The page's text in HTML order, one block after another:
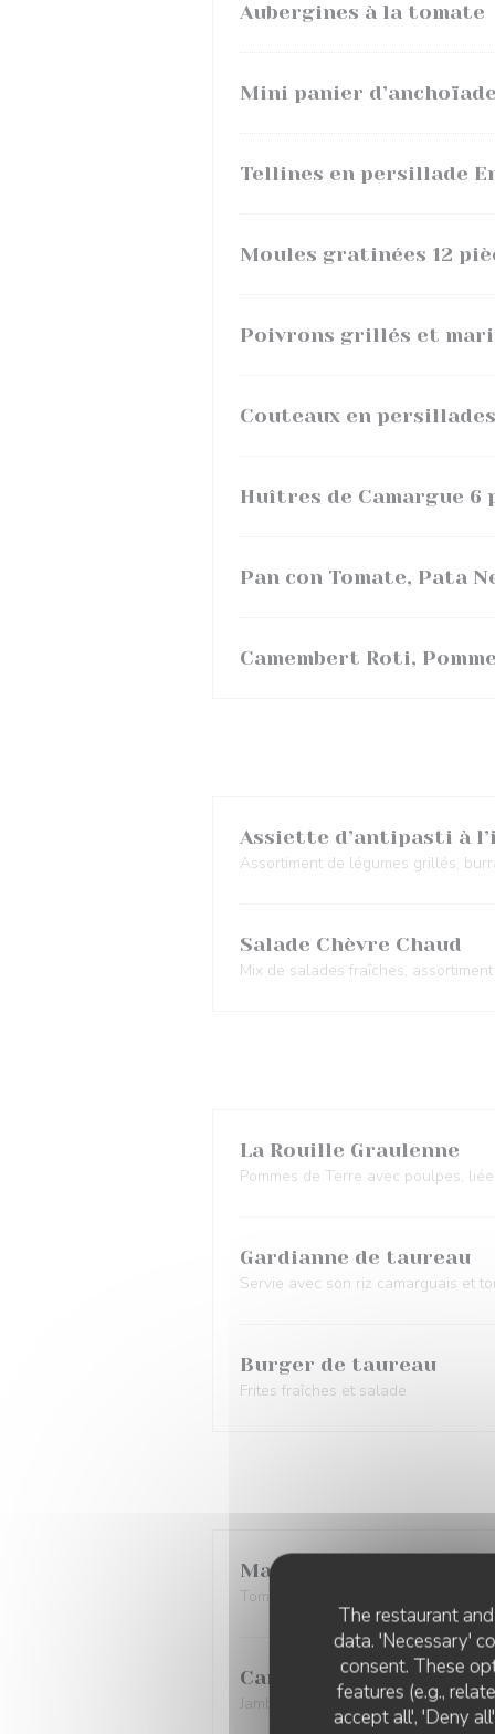
The restaurant
data. 'Necessary'
consent. These
features (e.g.,
accept all', 'Deny
Aubergines à la tomate
Mini panier d’anchoïade
Tellines en persillade
Moules gratinées 12
Poivrons grillés et
Couteaux en
Huîtres de Camargue 6
Pan con Tomate, Pata
Camembert Roti,
Assiette d’antipasti à
Assortiment de légumes grillés,
Salade Chèvre Chaud
Mix de salades fraîches,
La Rouille Graulenne
Pommes de Terre avec poulpes,
Gardianne de taureau
Servie avec son riz camarguais et
Burger de taureau
Frites fraîches et salade
Margherita
Tomate, mozzarella , olives
Camarguaise
Jambon, mozzarella , olives